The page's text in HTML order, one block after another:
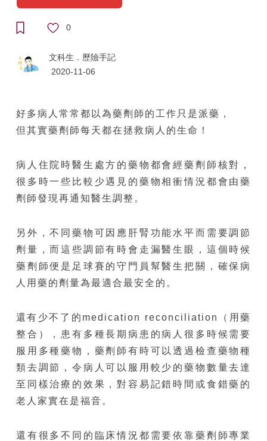
0
文科生．歷險手記
2020-11-06
好多病人常常都以為藥劑師的工作只是派藥，
但其實藥劑師每天都在拯救病人的生命！
病人住院時醫生處方的藥物都會經藥劑師核對，
很多時一些比較少遇見的藥物相衝情況都會由藥
劑師發現再通知醫生調整。
另外，不同藥物可因應肝腎功能水平而需要調節
劑量，而這些調節有時會走漏醫生眼，這個時候
藥劑師便是足球賽的守門員幫醫生把關，確保病
人用藥的劑量為最適合最安全的。
還有少不了的medication reconciliation（用藥
整合），患有多種長期病患的病人很多時候需要
服用多種藥物，藥劑師有時可以透過檢查藥物種
類去調節，令病人可以服用較少的藥物數量去達
至同樣治療的效果，對容易記錯時間或食錯藥的
老人家實在是福音。
還有很多不同的臨床情況都需要依靠藥劑師專業